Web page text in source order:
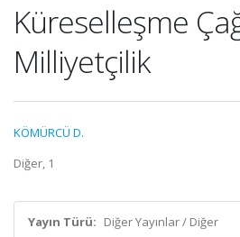
Küreselleşme
Milliyetçilik
KÖMÜRCÜ D.
Diğer, 1
Yayın Türü: Diğer Yayınlar / Diğer